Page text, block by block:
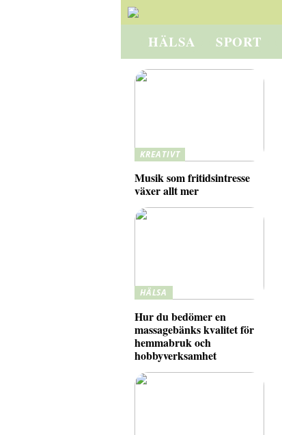
HÄLSA SPORT
KREATIVT
Musik som fritidsintresse
växer allt mer
HÄLSA
Hur du bedömer en
massagebänks kvalitet för
hemmabruk och
hobbyverksamhet